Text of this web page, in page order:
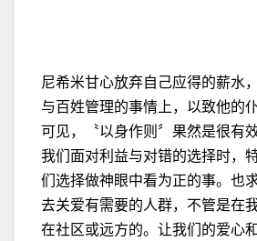
尼希米甘心放弃自己应得的薪水
与百姓管理的事情上，以致他的
可见，〝以身作则〞果然是很有
我们面对利益与对错的选择时，
们选择做神眼中看为正的事。也
去关爱有需要的人群，不管是在
在社区或远方的。让我们的爱心